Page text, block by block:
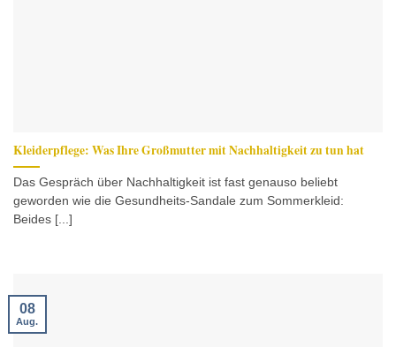
Kleiderpflege: Was Ihre Großmutter mit Nachhaltigkeit zu tun hat
Das Gespräch über Nachhaltigkeit ist fast genauso beliebt
geworden wie die Gesundheits-Sandale zum Sommerkleid:
Beides [...]
08
Aug.